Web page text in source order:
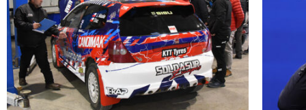
atribuido a Irán. Con información de Infobae
accidente y determinar eventuales responsabilidades. Su
control de detención quedó fijado para este domingo.
el
acceder